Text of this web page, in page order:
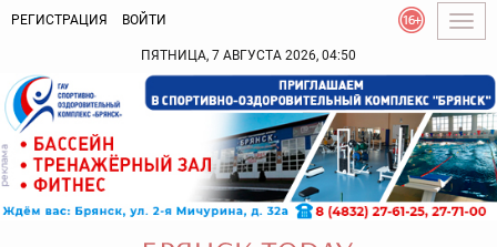
РЕГИСТРАЦИЯ ВОЙТИ
ПЯТНИЦА, 7 АВГУСТА 2026, 04:50